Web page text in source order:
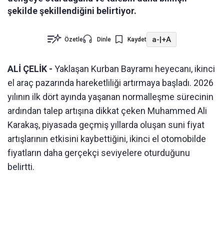
şekilde şekillendiğini belirtiyor.
Özetle Dinle Kaydet a-|+A
ALİ ÇELİK - Yaklaşan Kurban Bayramı heyecanı, ikinci
el araç pazarında hareketliliği artırmaya başladı. 2026
yılının ilk dört ayında yaşanan normalleşme sürecinin
ardından talep artışına dikkat çeken Muhammed Ali
Karakaş, piyasada geçmiş yıllarda oluşan suni fiyat
artışlarının etkisini kaybettiğini, ikinci el otomobilde
fiyatların daha gerçekçi seviyelere oturduğunu
belirtti.